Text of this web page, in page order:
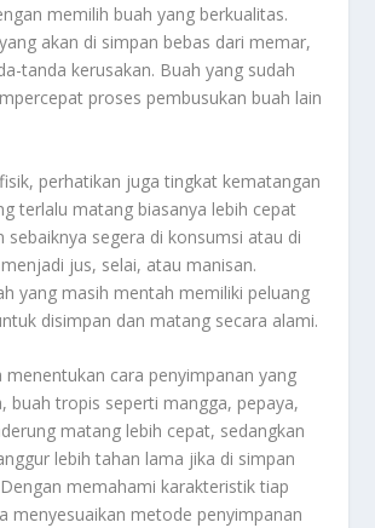
memilih buah yang berkualitas.
akan di simpan bebas dari memar,
tanda kerusakan. Buah yang sudah
proses pembusukan buah lain
perhatikan juga tingkat kematangan
terlalu matang biasanya lebih cepat
sebaiknya segera di konsumsi atau di
jus, selai, atau manisan.
yang masih mentah memiliki peluang
disimpan dan matang secara alami.
menentukan cara penyimpanan yang
buah tropis seperti mangga, pepaya,
matang lebih cepat, sedangkan
lebih tahan lama jika di simpan
memahami karakteristik tiap
menyesuaikan metode penyimpanan